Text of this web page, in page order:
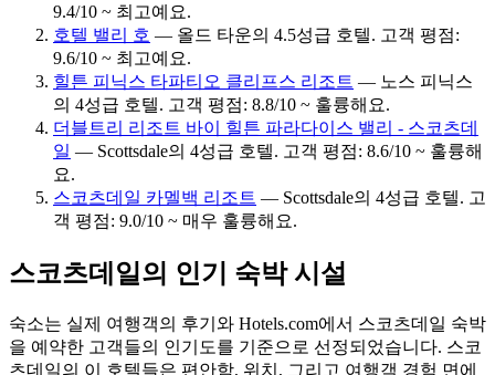
9.4/10 ~ 최고예요.
호텔 밸리 호 — 올드 타운의 4.5성급 호텔. 고객 평점:
9.6/10 ~ 최고예요.
힐튼 피닉스 타파티오 클리프스 리조트 — 노스 피닉스
의 4성급 호텔. 고객 평점: 8.8/10 ~ 훌륭해요.
더블트리 리조트 바이 힐튼 파라다이스 밸리 - 스코츠데
일 — Scottsdale의 4성급 호텔. 고객 평점: 8.6/10 ~ 훌륭해
요.
스코츠데일 카멜백 리조트 — Scottsdale의 4성급 호텔. 고
객 평점: 9.0/10 ~ 매우 훌륭해요.
스코츠데일의 인기 숙박 시설
숙소는 실제 여행객의 후기와 Hotels.com에서 스코츠데일 숙박
을 예약한 고객들의 인기도를 기준으로 선정되었습니다. 스코
츠데일의 이 호텔들은 편안함, 위치, 그리고 여행객 경험 면에